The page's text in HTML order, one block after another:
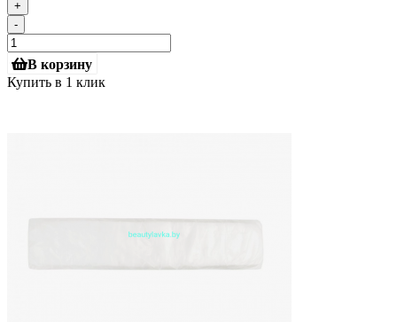
+
-
В корзину
Купить в 1 клик